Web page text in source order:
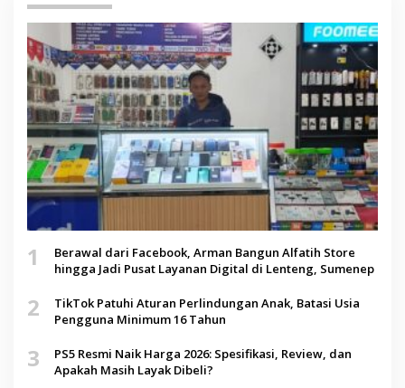
1
Berawal dari Facebook, Arman Bangun Alfatih Store
hingga Jadi Pusat Layanan Digital di Lenteng, Sumenep
2
TikTok Patuhi Aturan Perlindungan Anak, Batasi Usia
Pengguna Minimum 16 Tahun
3
PS5 Resmi Naik Harga 2026: Spesifikasi, Review, dan
Apakah Masih Layak Dibeli?